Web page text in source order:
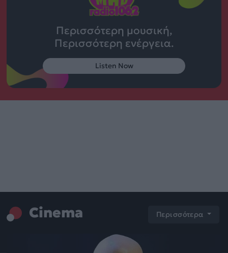
Περισσότερη μουσική,
Περισσότερη ενέργεια.
Listen Now
Cinema Περισσότερα